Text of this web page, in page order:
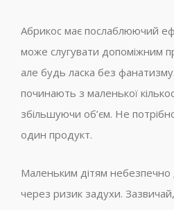
Абрикос має послаблюючий
може слугувати допоміжним
але будь ласка без
починають з маленької
збільшуючи об’єм. Не
один продукт.
Маленьким дітям небезпечно
через ризик задухи. Зазвичай,